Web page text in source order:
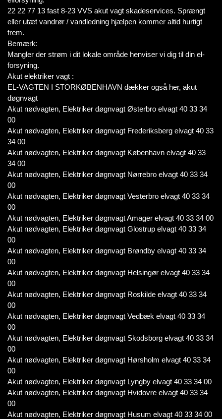
22 22 77 13 fast 8-23 VVS akut vagt skadeservices. Sprængt
eller utæt vandrør / vandledning hjælpen kommer altid hurtigt
frem.
Bemærk:
Mangler der strøm i dit lokale område henviser vi dig til din el-
forsyning.
Akut elektriker vagt :
EL-VAGTEN I STORKØBENHAVN dækker også her, akut
døgnvagt
Akut nødvagten, Elektriker døgnvagt Østerbro elvagt 40 33 34
00
Akut nødvagten, Elektriker døgnvagt Frederiksberg elvagt 40 33
34 00
Akut nødvagten, Elektriker døgnvagt København elvagt 40 33
34 00
Akut nødvagten, Elektriker døgnvagt Nørrebro elvagt 40 33 34
00
Akut nødvagten, Elektriker døgnvagt Vesterbro elvagt 40 33 34
00
Akut nødvagten, Elektriker døgnvagt Amager elvagt 40 33 34 00
Akut nødvagten, Elektriker døgnvagt Glostrup elvagt 40 33 34
00
Akut nødvagten, Elektriker døgnvagt Brøndby elvagt 40 33 34
00
Akut nødvagten, Elektriker døgnvagt Helsingør elvagt 40 33 34
00
Akut nødvagten, Elektriker døgnvagt Roskilde elvagt 40 33 34
00
Akut nødvagten, Elektriker døgnvagt Vedbæk elvagt 40 33 34
00
Akut nødvagten, Elektriker døgnvagt Skodsborg elvagt 40 33 34
00
Akut nødvagten, Elektriker døgnvagt Hørsholm elvagt 40 33 34
00
Akut nødvagten, Elektriker døgnvagt Lyngby elvagt 40 33 34 00
Akut nødvagten, Elektriker døgnvagt Hvidovre elvagt 40 33 34
00
Akut nødvagten, Elektriker døgnvagt Husum elvagt 40 33 34 00